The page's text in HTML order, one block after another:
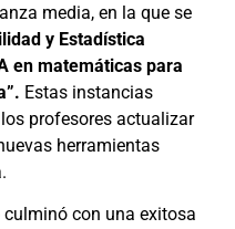
media, en la que se
y Estadística
en matemáticas para
Estas instancias
profesores actualizar
herramientas
culminó con una exitosa